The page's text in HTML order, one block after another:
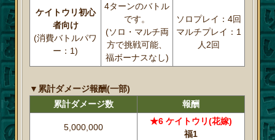
ケイトウリ初心
者向け
(消費バトルパワ
ー：1)
4ターンのバトル
です。
(ソロ・マルチ両
方で挑戦可能、
福ボーナスなし)
ソロプレイ：4回
マルチプレイ：1
人2回
▼累計ダメージ報酬(一部)
累計ダメージ数
報酬
5,000,000
★6 ケイトウリ(花嫁)
福1